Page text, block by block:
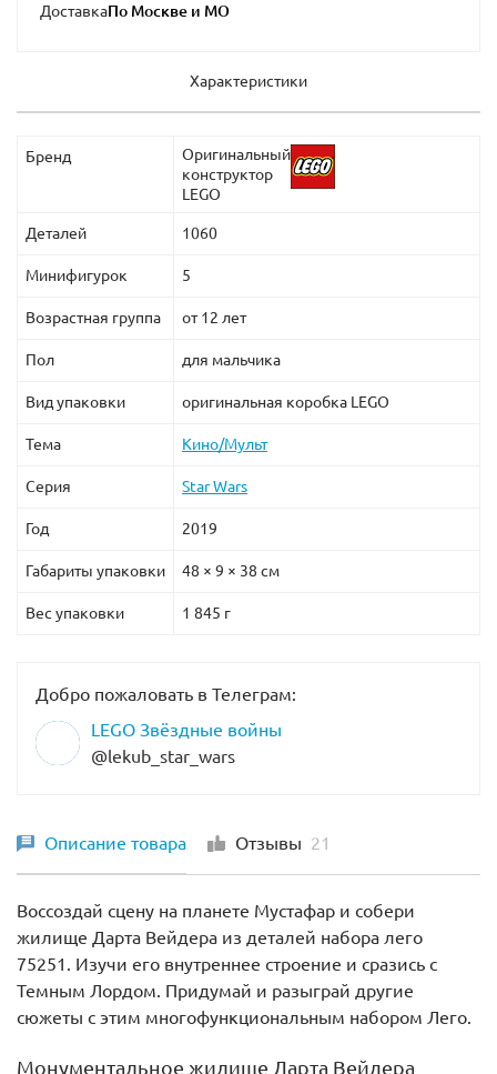
Доставка
Характеристики
Бренд
Оригинальный
конструктор
LEGO
Деталей 1060
Минифигурок 5
Возрастная группа от 12 лет
Пол для мальчика
Вид упаковки оригинальная коробка LEGO
Тема Кино/Мульт
Серия Star Wars
Год 2019
Габариты упаковки 48 × 9 × 38 см
Вес упаковки 1 845 г
Добро пожаловать в Телеграм:
LEGO Звёздные войны
@lekub_star_wars
Описание товара Отзывы 21
Воссоздай сцену на планете Мустафар и собери
жилище Дарта Вейдера из деталей набора лего
75251. Изучи его внутреннее строение и сразись с
Темным Лордом. Придумай и разыграй другие
сюжеты с этим многофункциональным набором Лего.
Монументальное жилище Дарта Вейдера